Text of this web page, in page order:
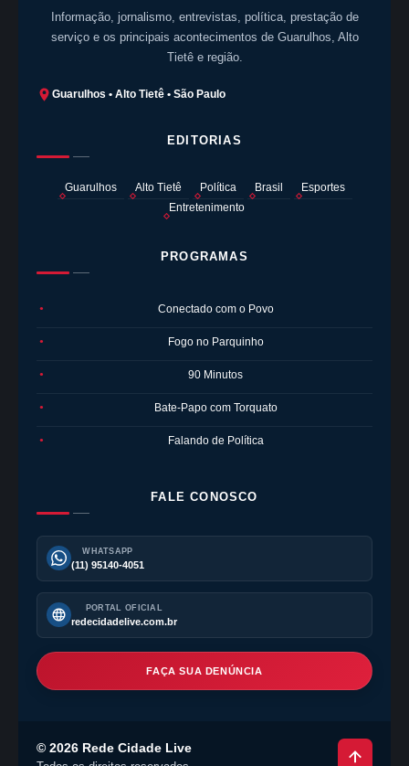
Informação, jornalismo, entrevistas, política, prestação de
serviço e os principais acontecimentos de Guarulhos, Alto
Tietê e região.
Guarulhos • Alto Tietê • São Paulo
EDITORIAS
Guarulhos Alto Tietê Política Brasil
Esportes
Entretenimento
PROGRAMAS
● Conectado com o Povo
● Fogo no Parquinho
● 90 Minutos
● Bate-Papo com Torquato
● Falando de Política
FALE CONOSCO
WHATSAPP
(11) 95140-4051
PORTAL OFICIAL
redecidadelive.com.br
FAÇA SUA DENÚNCIA
© 2026 Rede Cidade Live